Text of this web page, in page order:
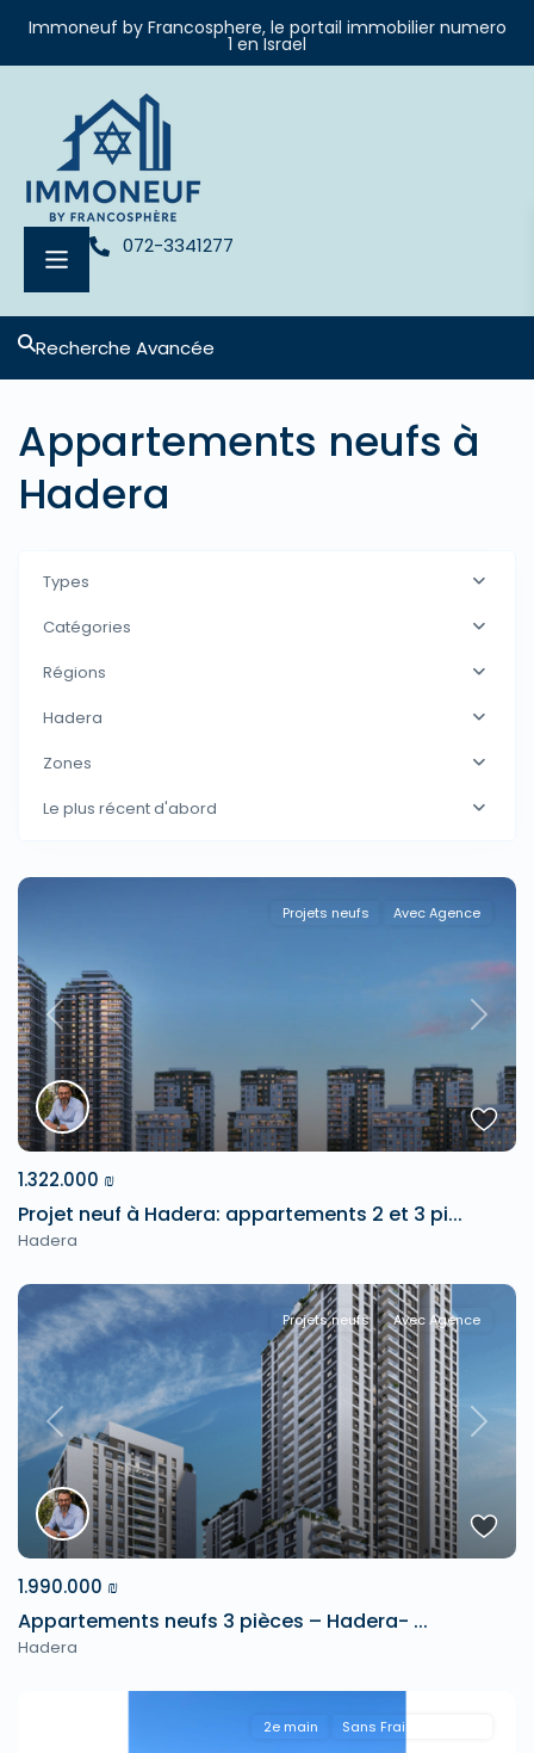
Immoneuf by Francosphere, le portail immobilier numero
1 en Israel
072-3341277
Recherche Avancée
Appartements neufs à
Hadera
Types
Catégories
Régions
Hadera
Zones
Le plus récent d'abord
Previous Next
Projets neufs Avec Agence
1.322.000 ₪
Projet neuf à Hadera: appartements 2 et 3 pi...
Hadera
Previous Next
Projets neufs Avec Agence
1.990.000 ₪
Appartements neufs 3 pièces – Hadera- ...
Hadera
2e main Sans Frais D'agence